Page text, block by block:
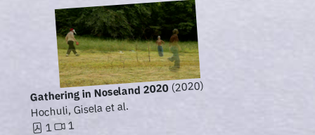
Gathering in Noseland 2020(2020)
Hochuli, Gisela et al.
1 1